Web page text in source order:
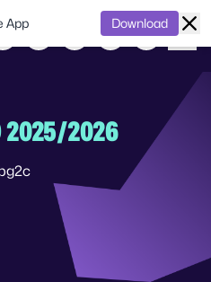
2025/2026
App Download